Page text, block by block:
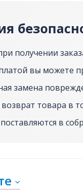
получении
вы можете
замена
товара в
в